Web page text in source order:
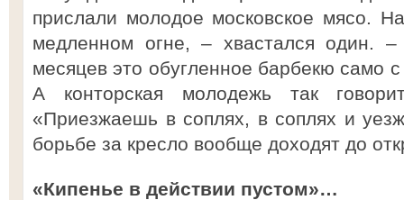
прислали молодое московское мясо.
медленном огне, – хвастался один.
месяцев это обугленное барбекю само
А конторская молодежь так
«Приезжаешь в соплях, в соплях и
борьбе за кресло вообще доходят до
«Кипенье в действии пустом»…